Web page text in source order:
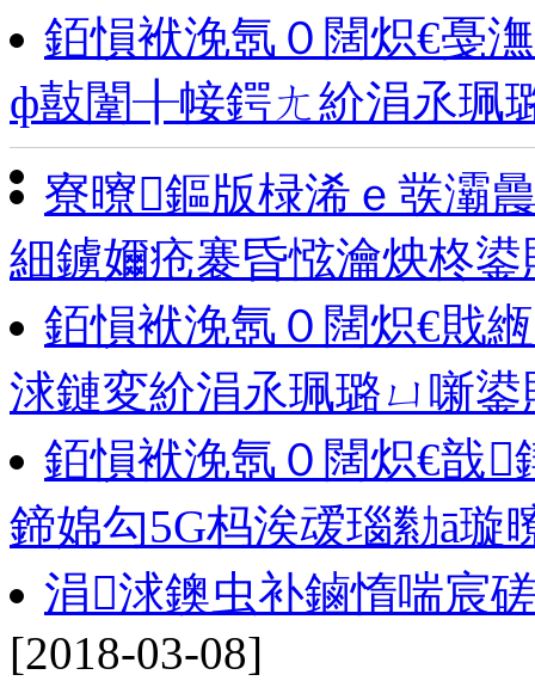
銆愪袱浼氬０闊炽€戞
ф敼闈╂帹鍔ㄤ紒涓氶珮
寮曢鏂版椂浠ｅ彂灞
細鐪嬭疮褰昏惤瀹炴柊
銆愪袱浼氬０闊炽€戝
浗鏈変紒涓氶珮璐ㄩ噺
銆愪袱浼氬０闊炽€戠
鍗婂勾5G杩涘叆瑙勬ā璇
涓浗鐭虫补鏀惰喘宸
[2018-03-08]